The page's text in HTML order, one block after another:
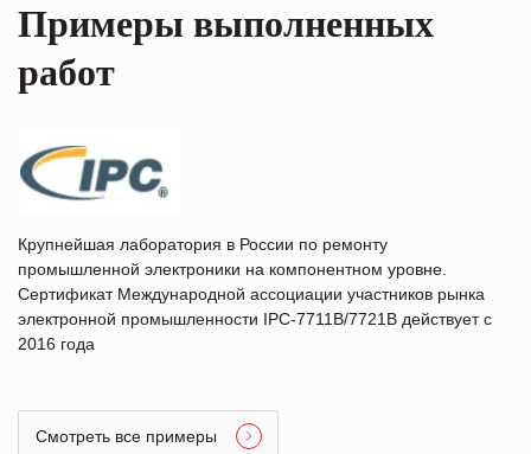
Примеры выполненных
работ
Крупнейшая лаборатория в России по ремонту
промышленной электроники на компонентном уровне.
Сертификат Международной ассоциации участников рынка
электронной промышленности IPC-7711B/7721B действует с
2016 года
Смотреть все примеры